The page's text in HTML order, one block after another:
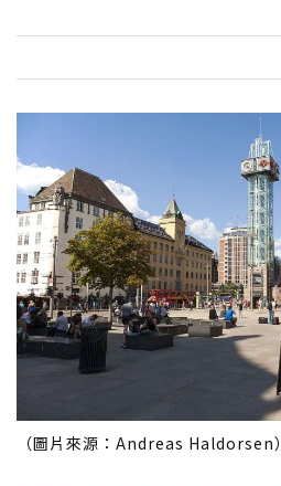
（圖片來源：Andreas Haldorsen）